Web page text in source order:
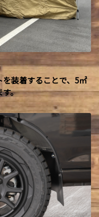
装着することで、5㎡
。